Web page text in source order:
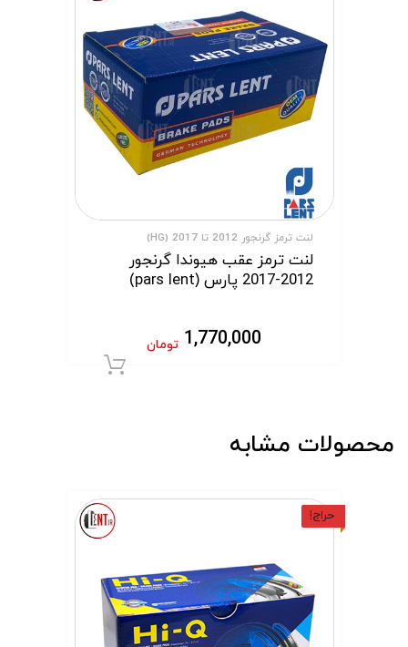
لنت ترمز گرنجور 2012 تا 2017 (HG)
لنت ترمز عقب هیوندا گرنجور
2012-2017 پارس (pars lent)
1,770,000 تومان
محصولات مشابه
حراج!